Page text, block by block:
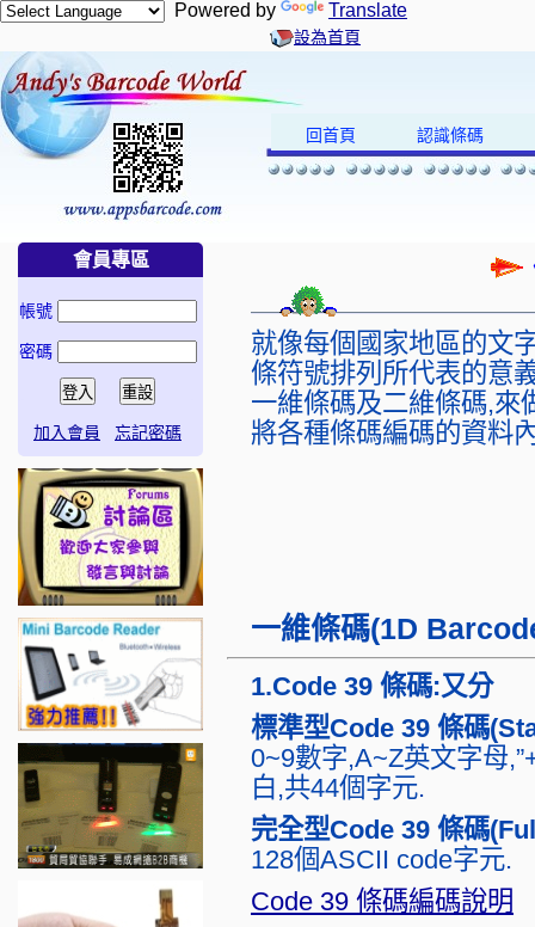
Powered by Translate
設為首頁
回首頁 認識條碼
會員專區
帳號
密碼
加入會員 忘記密碼
就像每個國家地區的文
條符號排列所代表的意
一維條碼及二維條碼,來
將各種條碼編碼的資料
一維條碼(1D
1.Code 39 條碼:又分
標準型Code 39 條碼
0~9數字,A~Z英文字母
白,共44個字元.
完全型Code 39 條碼
128個ASCII code字元.
Code 39 條碼編碼說明